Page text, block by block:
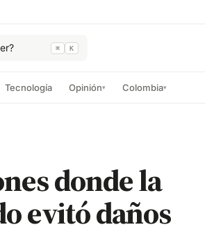
⌘ K
Tecnología Opinión▾ Colombia▾
donde la
evitó daños